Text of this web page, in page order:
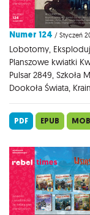
Numer 124 / Styczeń
Lobotomy,
Planszowe kwiatki
Pulsar 2849, Szkoła
Dookoła Świata,
PDF EPUB